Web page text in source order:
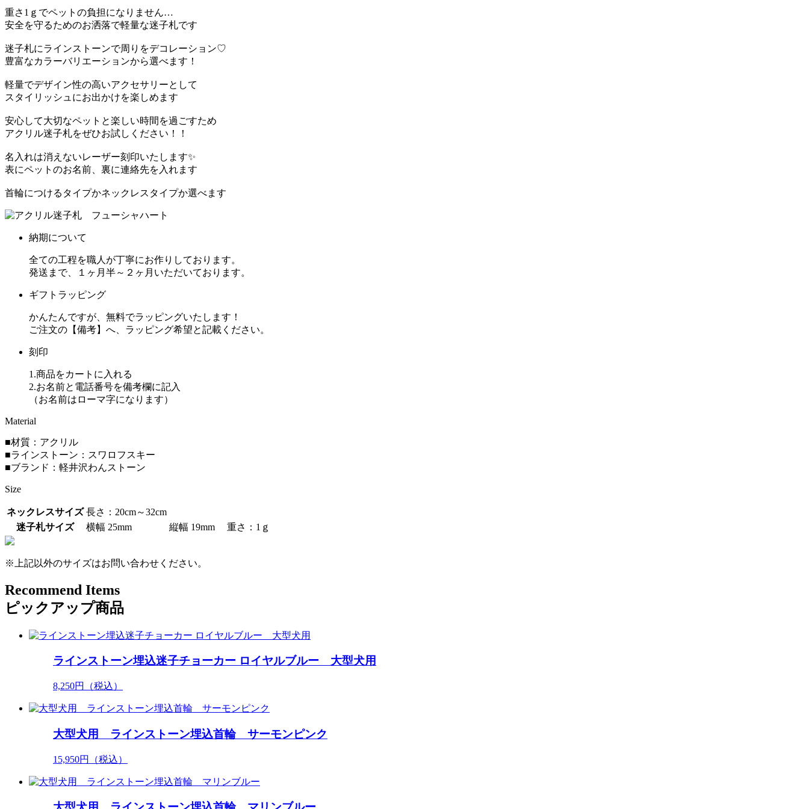
重さ1ｇでペットの負担になりません…
安全を守るためのお洒落で軽量な迷子札です
迷子札にラインストーンで周りをデコレーション♡
豊富なカラーバリエーションから選べます！
軽量でデザイン性の高いアクセサリーとして
スタイリッシュにお出かけを楽しめます
安心して大切なペットと楽しい時間を過ごすため
アクリル迷子札をぜひお試しください！！
名入れは消えないレーザー刻印いたします✨
表にペットのお名前、裏に連絡先を入れます
首輪につけるタイプかネックレスタイプか選べます
納期について
全ての工程を職人が丁寧にお作りしております。
発送まで、１ヶ月半～２ヶ月いただいております。
ギフトラッピング
かんたんですが、無料でラッピングいたします！
ご注文の【備考】へ、ラッピング希望と記載ください。
刻印
1.商品をカートに入れる
2.お名前と電話番号を備考欄に記入
（お名前はローマ字になります）
Material
■材質：アクリル
■ラインストーン：スワロフスキー
■ブランド：軽井沢わんストーン
Size
ネックレスサイズ 長さ：20cm～32cm
迷子札サイズ
横幅 25mm 縦幅 19mm 重さ：1ｇ
※上記以外のサイズはお問い合わせください。
Recommend Items
ピックアップ商品
ラインストーン埋込迷子チョーカー ロイヤルブルー 大型犬用
8,250円（税込）
大型犬用 ラインストーン埋込首輪 サーモンピンク
15,950円（税込）